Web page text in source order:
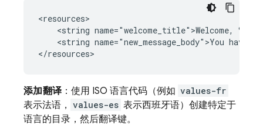
<string name="welcome_title">Welcome,
<string name="new_message_body">You have
添加翻译 ：使用 ISO 语言代码（例如 values-fr
表示法语， values-es 表示西班牙语）创建特定于
语言的目录，然后翻译键。